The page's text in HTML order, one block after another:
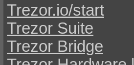
Trezor.io/start
Trezor Suite
Trezor Bridge